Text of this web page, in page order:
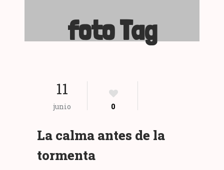
foto Tag
11
junio 0
La calma antes de la
tormenta